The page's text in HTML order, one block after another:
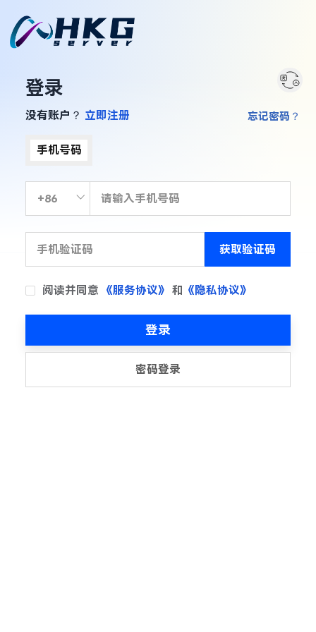
登录
没有账户？ 立即注册
手机号码
获取验证码
阅读并同意 《服务协议》 和 《隐私协议》
忘记密码？
登录
密码登录